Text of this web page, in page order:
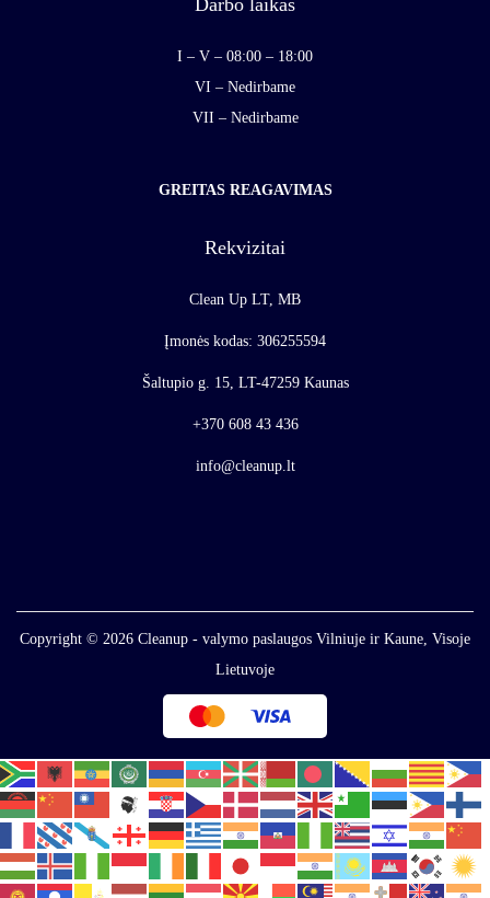
I – V – 08:00 – 18:00
VI – Nedirbame
VII – Nedirbame
GREITAS REAGAVIMAS
Rekvizitai
Clean Up LT, MB
Įmonės kodas: 306255594
Šaltupio g. 15, LT-47259 Kaunas
+370 608 43 436
info@cleanup.lt
Copyright © 2026 Cleanup - valymo paslaugos Vilniuje ir Kaune, Visoje
Lietuvoje